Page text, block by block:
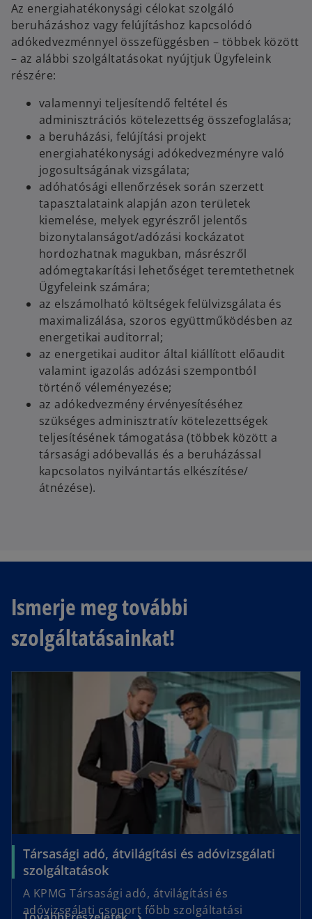
Az energiahatékonysági célokat szolgáló
beruházáshoz vagy felújításhoz kapcsolódó
adókedvezménnyel összefüggésben – többek között
– az alábbi szolgáltatásokat nyújtjuk Ügyfeleink
részére:
valamennyi teljesítendő feltétel és
adminisztrációs kötelezettség összefoglalása;
a beruházási, felújítási projekt
energiahatékonysági adókedvezményre való
jogosultságának vizsgálata;
adóhatósági ellenőrzések során szerzett
tapasztalataink alapján azon területek
kiemelése, melyek egyrészről jelentős
bizonytalanságot/adózási kockázatot
hordozhatnak magukban, másrészről
adómegtakarítási lehetőséget teremtethetnek
Ügyfeleink számára;
az elszámolható költségek felülvizsgálata és
maximalizálása, szoros együttműködésben az
energetikai auditorral;
az energetikai auditor által kiállított előaudit
valamint igazolás adózási szempontból
történő véleményezése;
az adókedvezmény érvényesítéséhez
szükséges adminisztratív kötelezettségek
teljesítésének támogatása (többek között a
társasági adóbevallás és a beruházással
kapcsolatos nyilvántartás elkészítése/
átnézése).
Ismerje meg további
szolgáltatásainkat!
Társasági adó, átvilágítási és adóvizsgálati
szolgáltatásoko
p
e
A KPMG Társasági adó, átvilágítási és
adóvizsgálati csoport főbb szolgáltatási
opens in a new tab